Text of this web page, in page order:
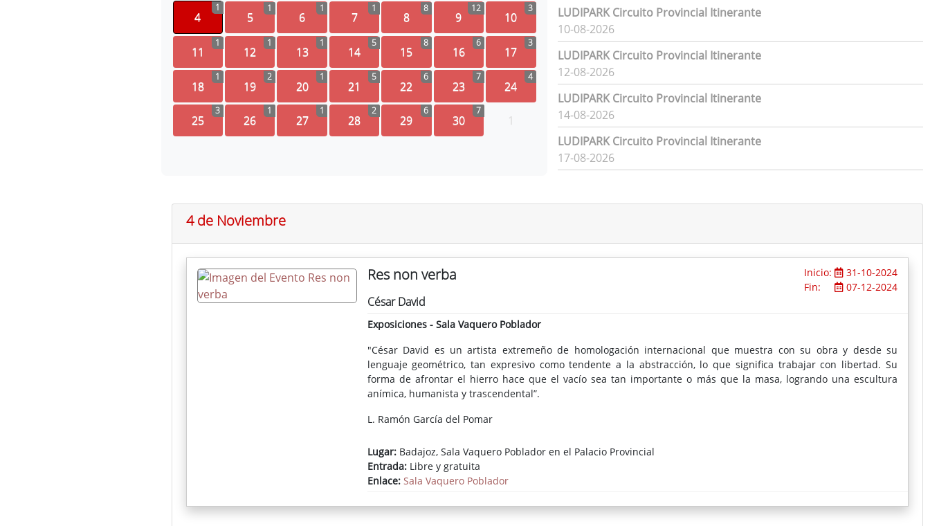
4
1
5
1
6
1
7
1
8
8
9
12
10
3
11
1
12
1
13
1
14
5
15
8
16
6
17
3
18
1
19
2
20
1
21
5
22
6
23
7
24
4
25
3
26
1
27
1
28
2
29
6
30
7
1
LUDIPARK Circuito Provincial Itinerante
10-08-2026
LUDIPARK Circuito Provincial Itinerante
12-08-2026
LUDIPARK Circuito Provincial Itinerante
14-08-2026
LUDIPARK Circuito Provincial Itinerante
17-08-2026
4 de Noviembre
Res non verba Inicio:
31-10-2024
Fin:
07-12-2024
César David
Exposiciones - Sala Vaquero Poblador
"César David es un artista extremeño de homologación internacional que muestra con su obra y desde su
lenguaje geométrico, tan expresivo como tendente a la abstracción, lo que significa trabajar con libertad. Su
forma de afrontar el hierro hace que el vacío sea tan importante o más que la masa, logrando una escultura
anímica, humanista y trascendental”.
L. Ramón García del Pomar
Lugar:Badajoz, Sala Vaquero Poblador en el Palacio Provincial
Entrada:Libre y gratuita
Enlace: Sala Vaquero Poblador